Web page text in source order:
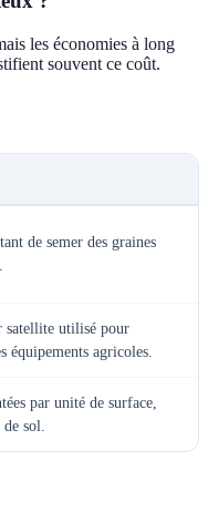
les économies à long
souvent ce coût.
de semer des graines
satellite utilisé pour
équipements agricoles.
par unité de surface,
sol.